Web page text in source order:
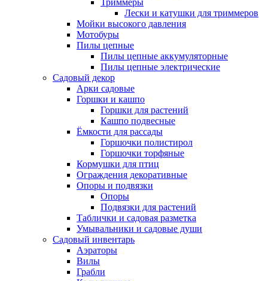
Триммеры
Лески и катушки для триммеров
Мойки высокого давления
Мотобуры
Пилы цепные
Пилы цепные аккумуляторные
Пилы цепные электрические
Садовый декор
Арки садовые
Горшки и кашпо
Горшки для растений
Кашпо подвесные
Ёмкости для рассады
Горшочки полистирол
Горшочки торфяные
Кормушки для птиц
Ограждения декоративные
Опоры и подвязки
Опоры
Подвязки для растений
Таблички и садовая разметка
Умывальники и садовые души
Садовый инвентарь
Аэраторы
Вилы
Грабли